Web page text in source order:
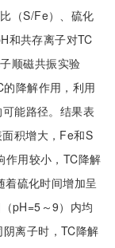
（S/Fe）、硫化
和共存离子对TC
顺磁共振实验
的降解作用，利用
能路径。结果表
积增大，Fe和S
作用较小，TC降解
硫化时间增加呈
pH=5～9）内均
离子时，TC降解